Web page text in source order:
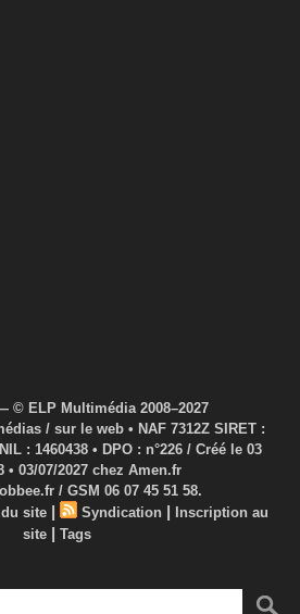
© ELP Multimédia 2008–2027
/ sur le web • NAF 7312Z SIRET :
: 1460438 • DPO : n°226 / Créé le 03
• 03/07/2027 chez Amen.fr
/ GSM 06 07 45 51 58.
site | Syndication |
Inscription au
site | Tags